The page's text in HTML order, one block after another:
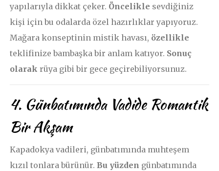
yapılarıyla dikkat çeker. Öncelikle sevdiğiniz
kişi için bu odalarda özel hazırlıklar yapıyoruz.
Mağara konseptinin mistik havası, özellikle
teklifinize bambaşka bir anlam katıyor. Sonuç
olarak rüya gibi bir gece geçirebiliyorsunuz.
4. Günbatımında Vadide Romantik
Bir Akşam
Kapadokya vadileri, günbatımında muhteşem
kızıl tonlara bürünür. Bu yüzden günbatımında